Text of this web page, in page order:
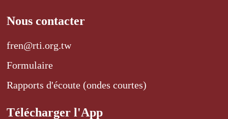
Nous contacter
fren@rti.org.tw
Formulaire
Rapports d'écoute (ondes courtes)
Télécharger l'App